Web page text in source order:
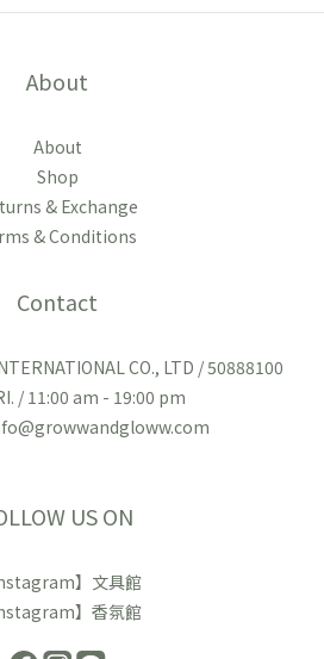
About
About
Shop
& Exchange
& Conditions
Contact
CO., LTD / 50888100
/ 11:00 am - 19:00 pm
US ON
】文具館
】香氛館